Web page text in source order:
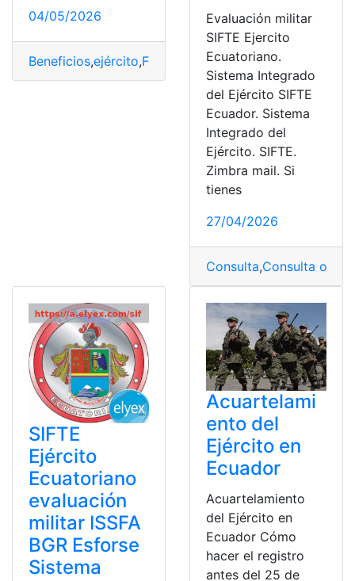
04/05/2026
Beneficios,ejército,Formación ,Reclutamiento
Evaluación militar
SIFTE Ejercito
Ecuatoriano.
Sistema Integrado
del Ejército SIFTE
Ecuador. Sistema
Integrado del
Ejército. SIFTE.
Zimbra mail. Si
tienes
27/04/2026
Consulta,Consulta online
SIFTE
Ejército
Ecuatoriano
evaluación
militar ISSFA
BGR Esforse
Sistema
Acuartelami
ento del
Ejército en
Ecuador
Acuartelamiento
del Ejército en
Ecuador Cómo
hacer el registro
antes del 25 de